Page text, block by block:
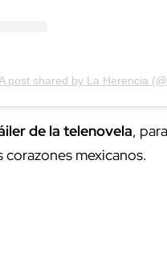
A post shared by La Herencia
de la telenovela,
mexicanos.